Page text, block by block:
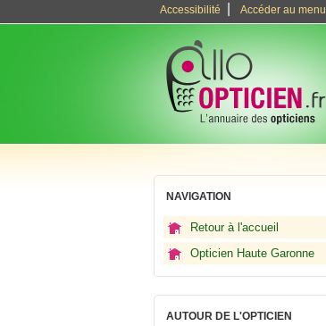
Accessibilité Accéder au menu
NAVIGATION
Retour à l'accueil
Opticien Haute Garonne
AUTOUR DE L'OPTICIEN